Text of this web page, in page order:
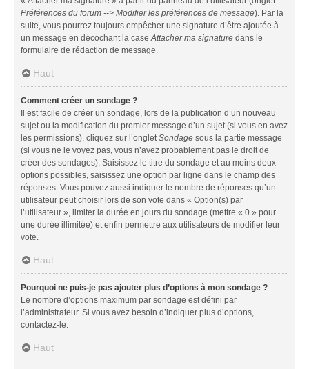
Préférences du forum --> Modifier les préférences de message). Par la
suite, vous pourrez toujours empêcher une signature d’être ajoutée à
un message en décochant la caseAttacher ma signature dans le
formulaire de rédaction de message.
Haut
Comment créer un sondage ?
Il est facile de créer un sondage, lors de la publication d’un nouveau
sujet ou la modification du premier message d’un sujet (si vous en avez
les permissions), cliquez sur l’ongletSondage sous la partie message
(si vous ne le voyez pas, vous n’avez probablement pas le droit de
créer des sondages). Saisissez le titre du sondage et au moins deux
options possibles, saisissez une option par ligne dans le champ des
réponses. Vous pouvez aussi indiquer le nombre de réponses qu’un
utilisateur peut choisir lors de son vote dans « Option(s) par
l’utilisateur », limiter la durée en jours du sondage (mettre « 0 » pour
une durée illimitée) et enfin permettre aux utilisateurs de modifier leur
vote.
Haut
Pourquoi ne puis-je pas ajouter plus d’options à mon sondage ?
Le nombre d’options maximum par sondage est défini par
l’administrateur. Si vous avez besoin d’indiquer plus d’options,
contactez-le.
Haut